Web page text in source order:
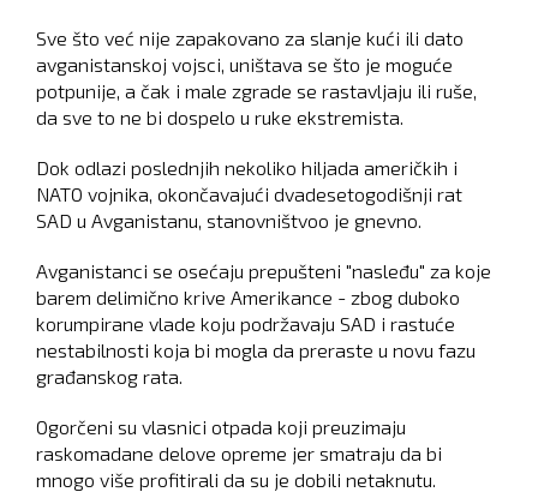
Sve što već nije zapakovano za slanje kući ili dato
avganistanskoj vojsci, uništava se što je moguće
potpunije, a čak i male zgrade se rastavljaju ili ruše,
da sve to ne bi dospelo u ruke ekstremista.
Dok odlazi poslednjih nekoliko hiljada američkih i
NATO vojnika, okončavajući dvadesetogodišnji rat
SAD u Avganistanu, stanovništvoo je gnevno.
Avganistanci se osećaju prepušteni "nasleđu" za koje
barem delimično krive Amerikance - zbog duboko
korumpirane vlade koju podržavaju SAD i rastuće
nestabilnosti koja bi mogla da preraste u novu fazu
građanskog rata.
Ogorčeni su vlasnici otpada koji preuzimaju
raskomadane delove opreme jer smatraju da bi
mnogo više profitirali da su je dobili netaknutu.